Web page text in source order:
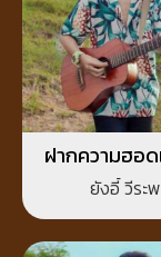
ฝากความฮอ
ยังอี้ วีระ